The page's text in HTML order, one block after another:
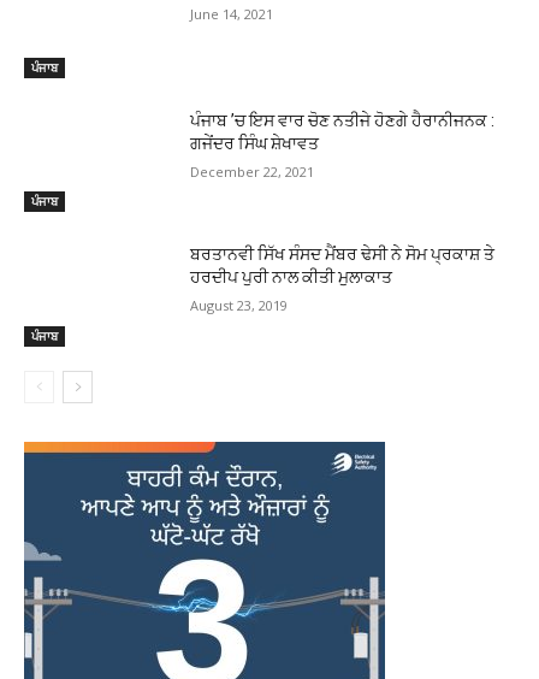
ਪੰਜਾਬ
June 14, 2021
ਪੰਜਾਬ
ਪੰਜਾਬ ’ਚ ਇਸ ਵਾਰ ਚੋਣ ਨਤੀਜੇ ਹੋਣਗੇ ਹੈਰਾਨੀਜਨਕ :
ਗਜੇਂਦਰ ਸਿੰਘ ਸ਼ੇਖਾਵਤ
December 22, 2021
ਪੰਜਾਬ
ਬਰਤਾਨਵੀ ਸਿੱਖ ਸੰਸਦ ਮੈਂਬਰ ਢੇਸੀ ਨੇ ਸੋਮ ਪ੍ਰਕਾਸ਼ ਤੇ
ਹਰਦੀਪ ਪੁਰੀ ਨਾਲ ਕੀਤੀ ਮੁਲਾਕਾਤ
August 23, 2019